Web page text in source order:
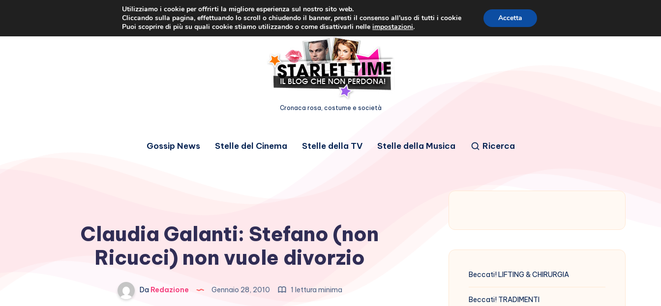
Cronaca rosa, costume e società
Gossip News Stelle del Cinema Stelle della TV Stelle della Musica Ricerca
Claudia Galanti: Stefano (non
Ricucci) non vuole divorzio
Da Redazione Gennaio 28, 2010 1 lettura minima
Beccati! LIFTING & CHIRURGIA
Beccati! TRADIMENTI
Utilizziamo i cookie per offrirti la migliore esperienza sul nostro sito web.
Cliccando sulla pagina, effettuando lo scroll o chiudendo il banner, presti il consenso all’uso di tutti i cookie
Puoi scoprire di più su quali cookie stiamo utilizzando o come disattivarli nelleimpostazioni.
Accetta